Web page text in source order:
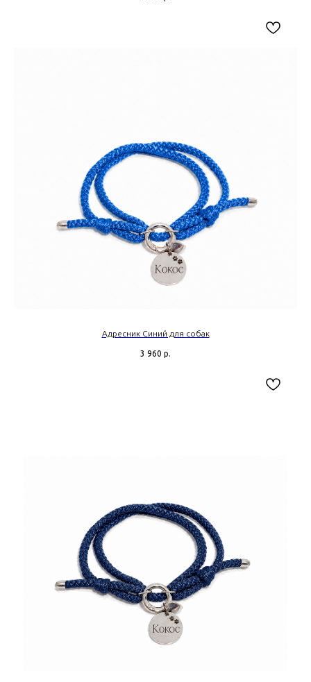
Адресник Синий для собак
3 960 р.